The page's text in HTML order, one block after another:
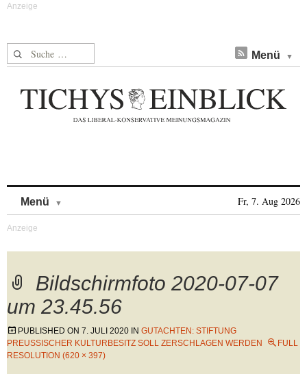
Suche nach: Menü
Menü Fr, 7. Aug 2026
Bildschirmfoto 2020-07-07
um 23.45.56
PUBLISHED ON 7. JULI 2020 IN GUTACHTEN: STIFTUNG
PREUSSISCHER KULTURBESITZ SOLL ZERSCHLAGEN WERDEN
FULL
RESOLUTION (620 × 397)